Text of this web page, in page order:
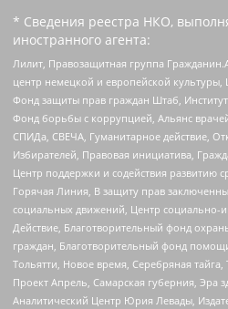
* Сведения реестра НКО,
иностранного агента:
Лилит, Правозащитная группа
центр немецкой и европейской культуры,
Фонд защиты прав граждан Штаб,
Фонд борьбы с коррупцией, Альянс
СПИДа, СВЕЧА, Гуманитарное действие,
Избирателей, Правовая инициатива,
Центр поддержки и содействия развитию
Горячая Линия, В защиту прав
социальных движений, Центр
Действие, Благотворительный фонд
граждан, Благотворительный фонд
Тольятти, Новое время, Серебряная тайга,
Проект Апрель, Самарская губерния, Эра
Аналитический Центр Юрия Левады,